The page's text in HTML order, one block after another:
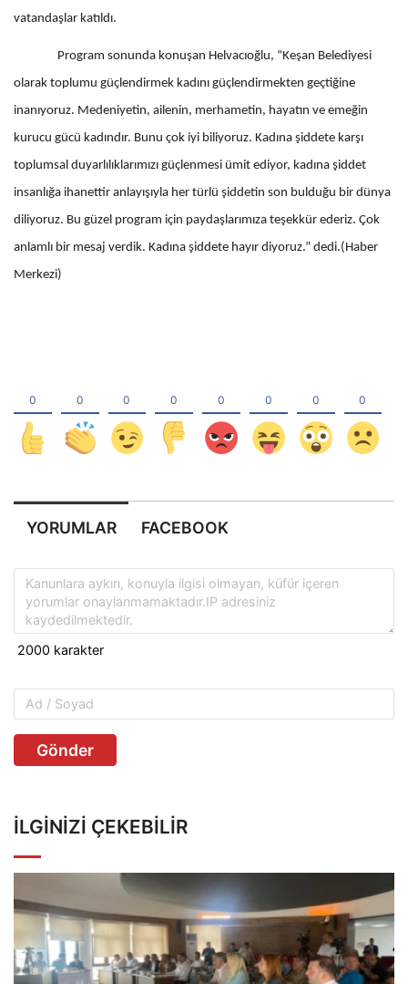
vatandaşlar katıldı.
Program sonunda konuşan Helvacıoğlu, “Keşan Belediyesi
olarak toplumu güçlendirmek kadını güçlendirmekten geçtiğine
inanıyoruz. Medeniyetin, ailenin, merhametin, hayatın ve emeğin
kurucu gücü kadındır. Bunu çok iyi biliyoruz. Kadına şiddete karşı
toplumsal duyarlılıklarımızı güçlenmesi ümit ediyor, kadına şiddet
insanlığa ihanettir anlayışıyla her türlü şiddetin son bulduğu bir dünya
diliyoruz. Bu güzel program için paydaşlarımıza teşekkür ederiz. Çok
anlamlı bir mesaj verdik. Kadına şiddete hayır diyoruz.” dedi.(Haber
Merkezi)
YORUMLAR FACEBOOK
Gönder
İLGINIZI ÇEKEBILIR